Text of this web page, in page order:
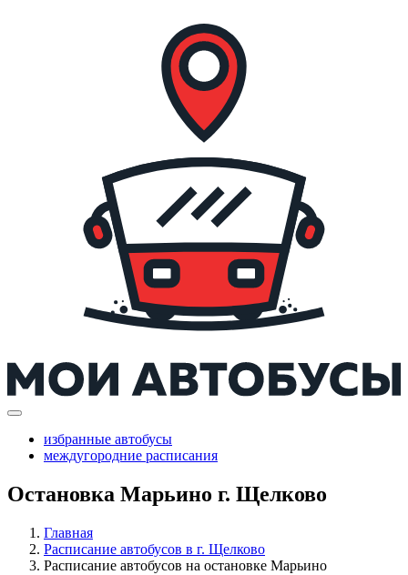
избранные автобусы
междугородние расписания
Остановка Марьино г. Щелково
Главная
Расписание автобусов в г. Щелково
Расписание автобусов на остановке Марьино